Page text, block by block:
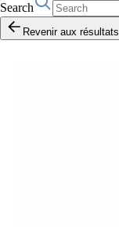
Search
Revenir aux résultats